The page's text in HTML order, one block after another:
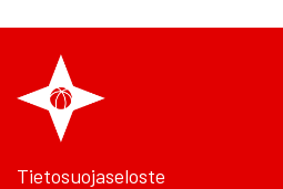
Tietosuojaseloste